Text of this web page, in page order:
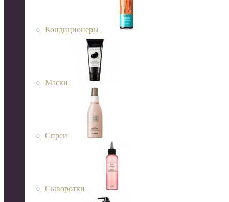
Кондиционеры
Маски
Спреи
Сыворотки